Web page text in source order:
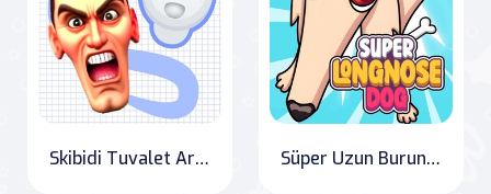
Skibidi Tuvalet Arama Süper Uzun Burunlu Köpek